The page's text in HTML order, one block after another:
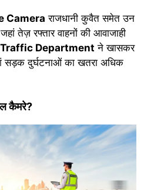
Camera राजधानी कुवैत समेत उन
तेज़ रफ्तार वाहनों की आवाजाही
Department ने खासकर
सड़क दुर्घटनाओं का खतरा अधिक
कैमरे?